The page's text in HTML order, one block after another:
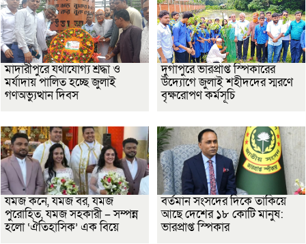
মাদারীপুরে যথাযোগ্য শ্রদ্ধা ও
মর্যাদায় পালিত হচ্ছে জুলাই
গণঅভ্যুত্থান দিবস
দুর্গাপুরে ভারপ্রাপ্ত স্পিকারের
উদ্যোগে জুলাই শহীদদের স্মরণে
বৃক্ষরোপণ কর্মসূচি
যমজ কনে, যমজ বর, যমজ
পুরোহিত, যমজ সহকারী – সম্পন্ন
হলো ‘ঐতিহাসিক’ এক বিয়ে
বর্তমান সংসদের দিকে তাকিয়ে
আছে দেশের ১৮ কোটি মানুষ:
ভারপ্রাপ্ত স্পিকার